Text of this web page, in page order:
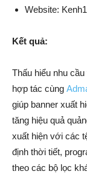
Website:
Kết quả:
Thấu hiểu nhu
hợp tác cùng
giúp banner xuất
tăng hiệu quả
xuất hiện với các
định thời tiết,
theo các bộ lọc